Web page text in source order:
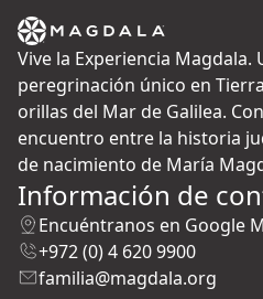
Vive la Experiencia Magdala.
peregrinación único en
orillas del Mar de Galilea.
encuentro entre la historia
de nacimiento de María
Información de
Encuéntranos en Google
+972 (0) 4 620 9900
familia@magdala.org